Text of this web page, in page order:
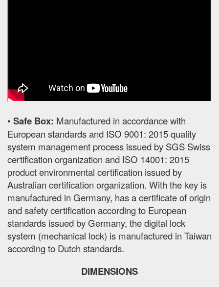
• Safe Box: Manufactured in accordance with
European standards and ISO 9001: 2015 quality
system management process issued by SGS Swiss
certification organization and ISO 14001: 2015
product environmental certification issued by
Australian certification organization. With the key is
manufactured in Germany, has a certificate of origin
and safety certification according to European
standards issued by Germany, the digital lock
system (mechanical lock) is manufactured in Taiwan
according to Dutch standards.
DIMENSIONS